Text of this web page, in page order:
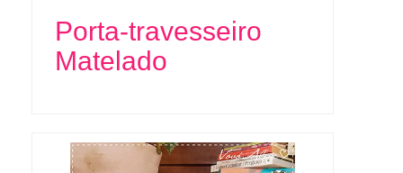
Porta-travesseiro
Matelado